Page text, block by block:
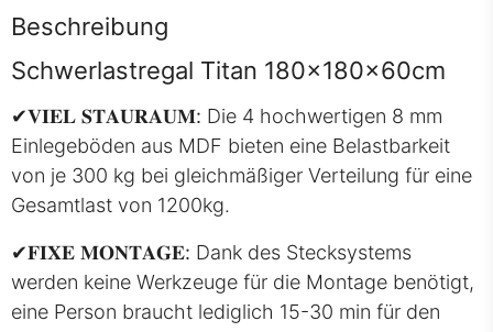
Beschreibung
Schwerlastregal Titan 180x180x60cm
✔𝐕𝐈𝐄𝐋 𝐒𝐓𝐀𝐔𝐑𝐀𝐔𝐌: Die 4 hochwertigen 8 mm
Einlegeböden aus MDF bieten eine Belastbarkeit
von je 300 kg bei gleichmäßiger Verteilung für eine
Gesamtlast von 1200kg.
✔𝐅𝐈𝐗𝐄 𝐌𝐎𝐍𝐓𝐀𝐆𝐄: Dank des Stecksystems
werden keine Werkzeuge für die Montage benötigt,
eine Person braucht lediglich 15-30 min für den